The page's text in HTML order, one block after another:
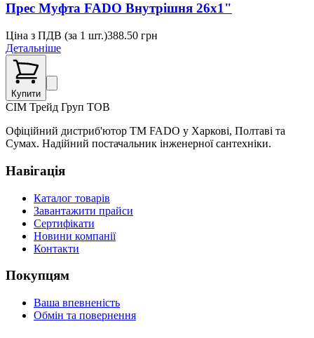
Прес Муфта FADO Внутрішня 26х1"
Ціна з ПДВ (за 1 шт.)388.50 грн
Детальніше
Купити
СІМ Трейд Груп ТОВ
Офіційний дистриб'ютор ТМ FADO у Харкові, Полтаві та
Сумах. Надійний постачальник інженерної сантехніки.
Навігація
Каталог товарів
Завантажити прайси
Сертифікати
Новини компанії
Контакти
Покупцям
Ваша впевненість
Обмін та повернення